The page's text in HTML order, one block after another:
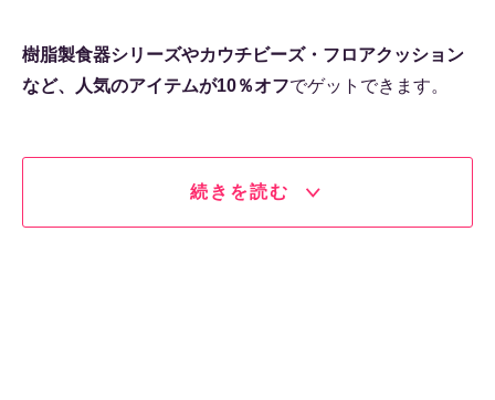
樹脂製食器シリーズやカウチビーズ・フロアクッション
など、人気のアイテムが10％オフでゲットできます。
続きを読む